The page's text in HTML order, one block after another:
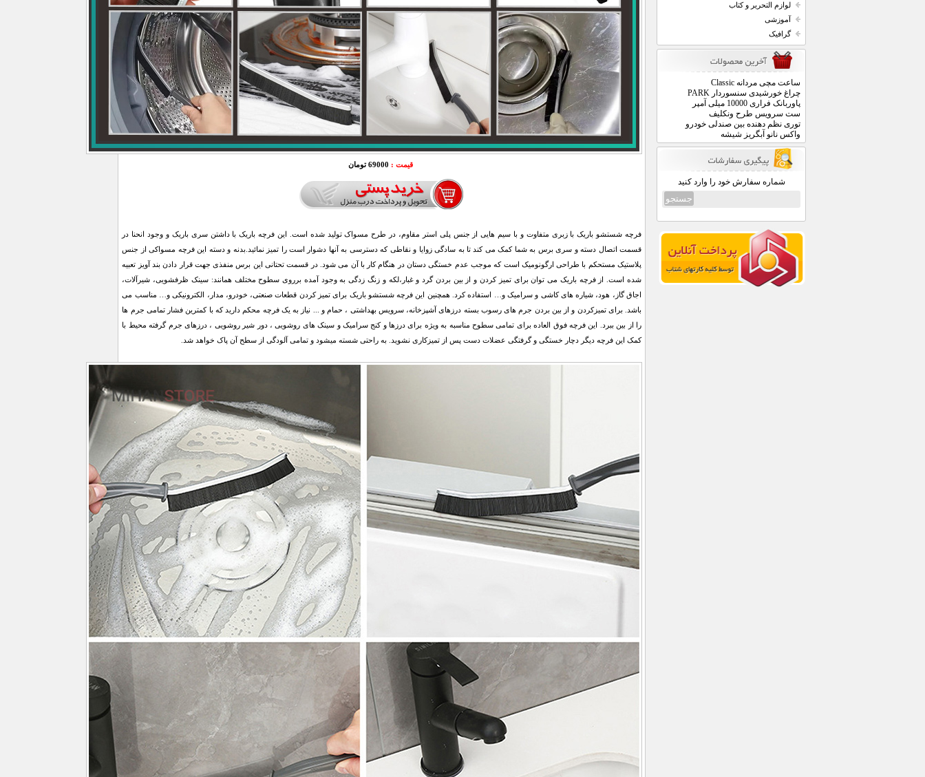
لوازم التحریر و کتاب
آموزشی
گرافیک
ساعت مچی مردانه Classic
چراغ خورشیدی سنسوردار PARK
پاوربانک فراری 10000 میلی آمپر
ست سرویس طرح ونکلیف
توری نظم دهنده بین صندلی خودرو
واکس نانو آبگریز شیشه
شماره سفارش خود را وارد کنید
قیمت : 69000 تومان
فرچه شستشو باریک با زبری متفاوت و با سیم هایی از جنس پلی استر مقاوم، در طرح مسواک تولید شده است. این فرچه باریک با داشتن سری باریک و وجود انحنا در
قسمت اتصال دسته و سری برس به شما کمک می کند تا به سادگی زوایا و نقاطی که دسترسی به آنها دشوار است را تمیز نمائید.بدنه و دسته این فرچه مسواکی از جنس
پلاستیک مستحکم با طراحی ارگونومیک است که موجب عدم خستگی دستان در هنگام کار با آن می شود. در قسمت تحتانی این برس منفذی جهت قرار دادن بند آویز تعبیه
شده است. از فرچه باریک می توان برای تمیز کردن و از بین بردن گرد و غبار،لکه و زنگ زدگی به وجود آمده برروی سطوح مختلف همانند: سینک ظرفشویی، شیرآلات،
اجاق گاز، هود، شیاره های کاشی و سرامیک و… استفاده کرد. همچنین این فرچه شستشو باریک برای تمیز کردن قطعات صنعتی، خودرو، مدار، الکترونیکی و… مناسب می
باشد. برای تمیزکردن و از بین بردن جرم های رسوب بسته درزهای آشپزخانه، سرویس بهداشتی ، حمام و ... نیاز به یک فرچه محکم دارید که با کمترین فشار تمامی جرم ها
را از بین ببرد. این فرچه فوق العاده برای تمامی سطوح مناسبه به ویژه برای درزها و کنج سرامیک و سینک های روشویی ، دور شیر روشویی ، درزهای جرم گرفته محیط با
کمک این فرچه دیگر دچار خستگی و گرفتگی عضلات دست پس از تمیزکاری نشوید. به راحتی شسته میشود و تمامی آلودگی از سطح آن پاک خواهد شد.